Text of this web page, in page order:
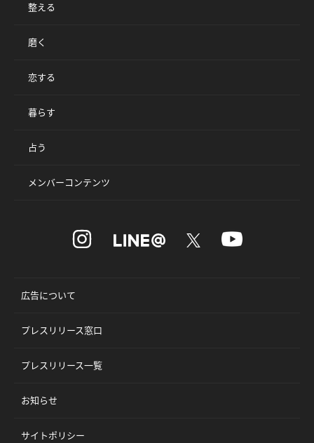
整える
磨く
恋する
暮らす
占う
メンバーコンテンツ
広告について
プレスリリース窓口
プレスリリース一覧
お知らせ
サイトポリシー